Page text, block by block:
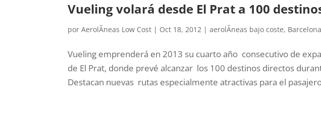
Vueling volará desde El Prat a 100
porAerolÃ­neas Low Cost | Oct 18, 2012 |aerolÃ­neas bajo coste,
Vueling emprenderá en 2013 su cuarto año consecutivo de
de El Prat, donde prevé alcanzar los 100 destinos directos
Destacan nuevas rutas especialmente atractivas para el